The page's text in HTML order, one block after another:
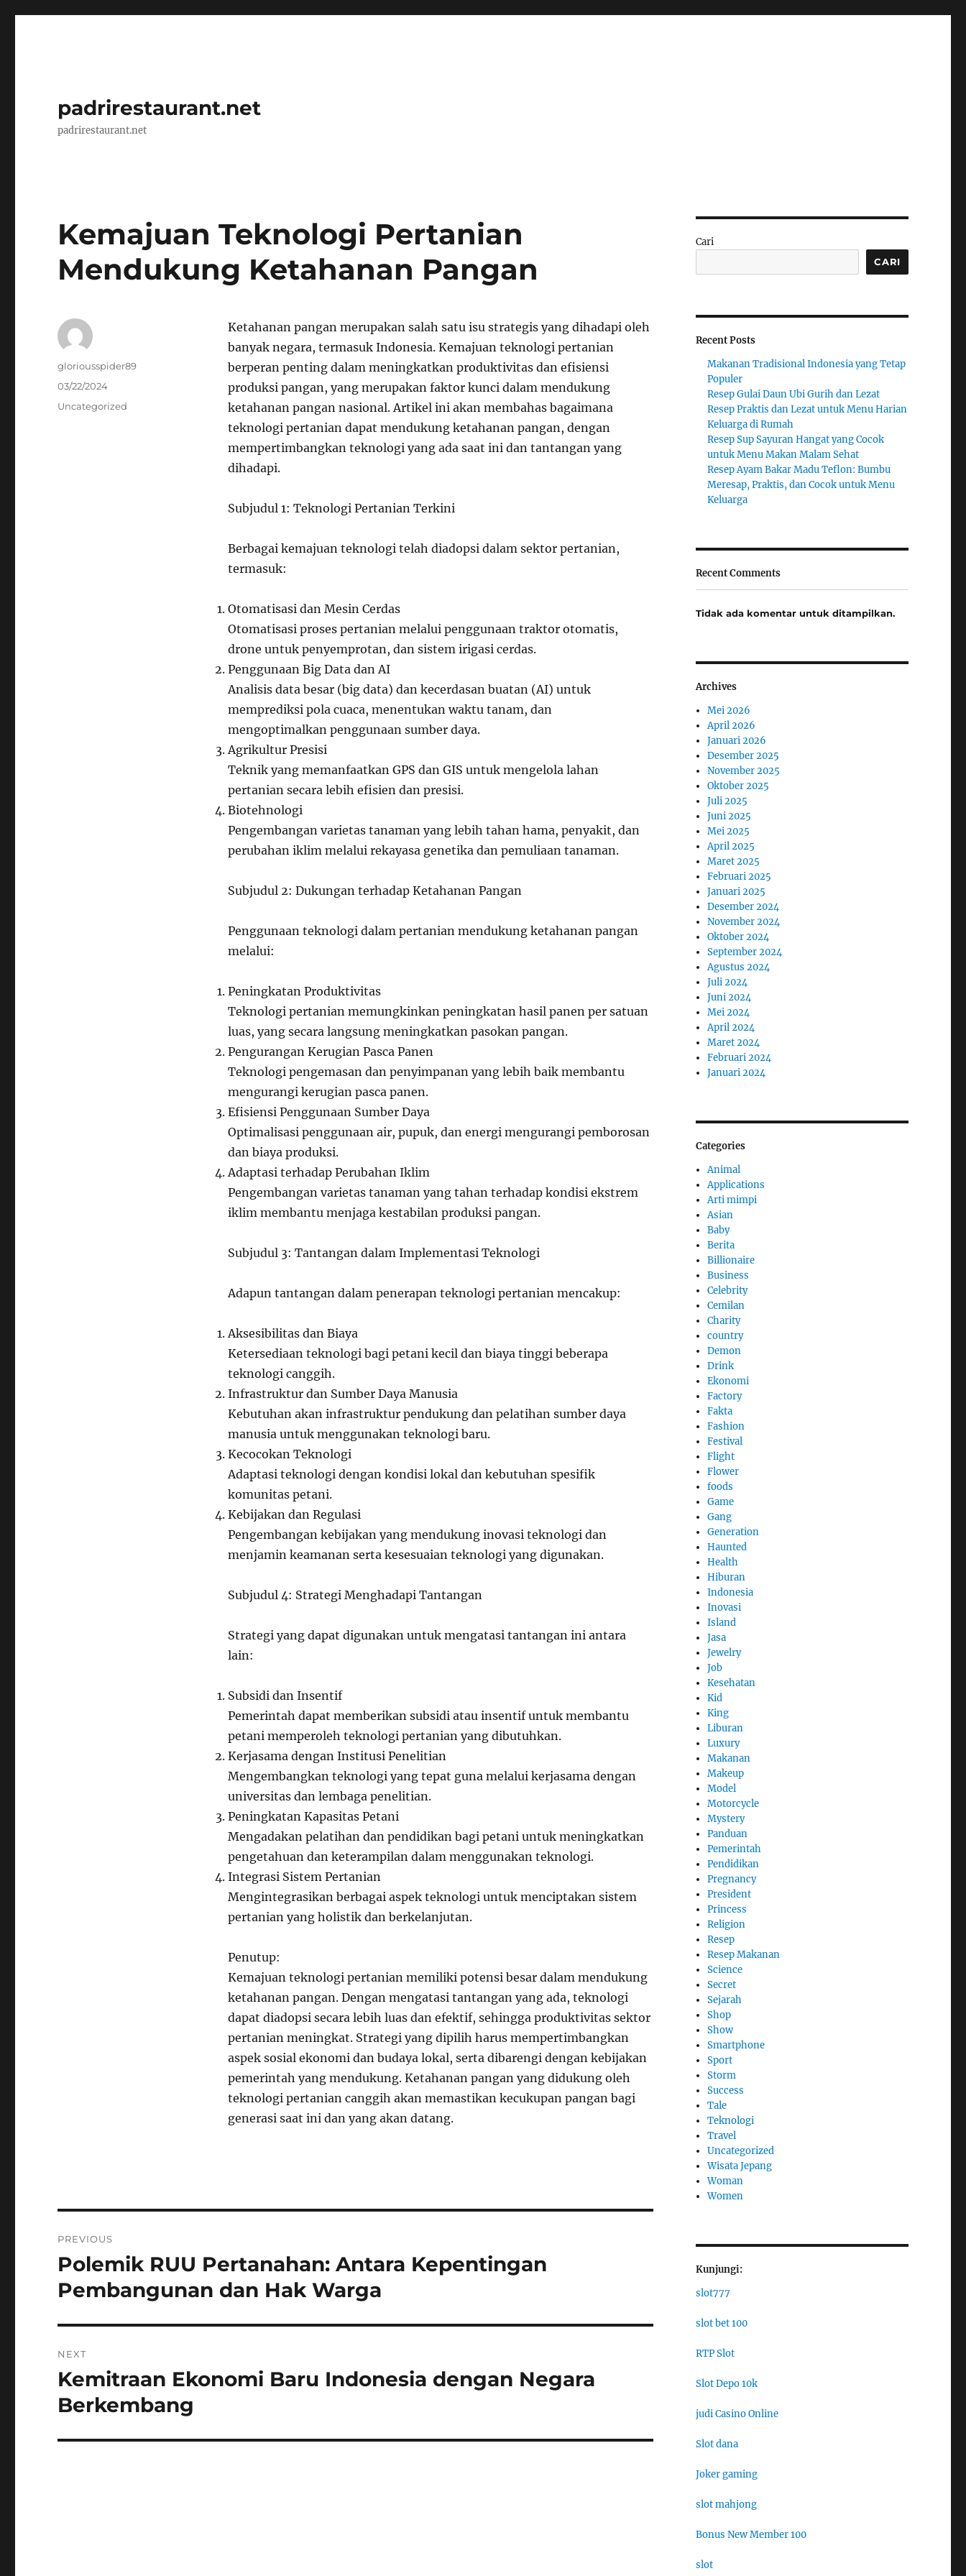
padrirestaurant.net
padrirestaurant.net
Kemajuan Teknologi Pertanian
Mendukung Ketahanan Pangan
Ketahanan pangan merupakan salah satu isu strategis yang dihadapi oleh
banyak negara, termasuk Indonesia. Kemajuan teknologi pertanian
berperan penting dalam meningkatkan produktivitas dan efisiensi
produksi pangan, yang merupakan faktor kunci dalam mendukung
ketahanan pangan nasional. Artikel ini akan membahas bagaimana
teknologi pertanian dapat mendukung ketahanan pangan, dengan
mempertimbangkan teknologi yang ada saat ini dan tantangan yang
dihadapi.
Subjudul 1: Teknologi Pertanian Terkini
Berbagai kemajuan teknologi telah diadopsi dalam sektor pertanian,
termasuk:
Otomatisasi dan Mesin Cerdas
Otomatisasi proses pertanian melalui penggunaan traktor otomatis,
drone untuk penyemprotan, dan sistem irigasi cerdas.
Penggunaan Big Data dan AI
Analisis data besar (big data) dan kecerdasan buatan (AI) untuk
memprediksi pola cuaca, menentukan waktu tanam, dan
mengoptimalkan penggunaan sumber daya.
Agrikultur Presisi
Teknik yang memanfaatkan GPS dan GIS untuk mengelola lahan
pertanian secara lebih efisien dan presisi.
Biotehnologi
Pengembangan varietas tanaman yang lebih tahan hama, penyakit, dan
perubahan iklim melalui rekayasa genetika dan pemuliaan tanaman.
Subjudul 2: Dukungan terhadap Ketahanan Pangan
Penggunaan teknologi dalam pertanian mendukung ketahanan pangan
melalui:
Peningkatan Produktivitas
Teknologi pertanian memungkinkan peningkatan hasil panen per satuan
luas, yang secara langsung meningkatkan pasokan pangan.
Pengurangan Kerugian Pasca Panen
Teknologi pengemasan dan penyimpanan yang lebih baik membantu
mengurangi kerugian pasca panen.
Efisiensi Penggunaan Sumber Daya
Optimalisasi penggunaan air, pupuk, dan energi mengurangi pemborosan
dan biaya produksi.
Adaptasi terhadap Perubahan Iklim
Pengembangan varietas tanaman yang tahan terhadap kondisi ekstrem
iklim membantu menjaga kestabilan produksi pangan.
Subjudul 3: Tantangan dalam Implementasi Teknologi
Adapun tantangan dalam penerapan teknologi pertanian mencakup:
Aksesibilitas dan Biaya
Ketersediaan teknologi bagi petani kecil dan biaya tinggi beberapa
teknologi canggih.
Infrastruktur dan Sumber Daya Manusia
Kebutuhan akan infrastruktur pendukung dan pelatihan sumber daya
manusia untuk menggunakan teknologi baru.
Kecocokan Teknologi
Adaptasi teknologi dengan kondisi lokal dan kebutuhan spesifik
komunitas petani.
Kebijakan dan Regulasi
Pengembangan kebijakan yang mendukung inovasi teknologi dan
menjamin keamanan serta kesesuaian teknologi yang digunakan.
Subjudul 4: Strategi Menghadapi Tantangan
Strategi yang dapat digunakan untuk mengatasi tantangan ini antara
lain:
Subsidi dan Insentif
Pemerintah dapat memberikan subsidi atau insentif untuk membantu
petani memperoleh teknologi pertanian yang dibutuhkan.
Kerjasama dengan Institusi Penelitian
Mengembangkan teknologi yang tepat guna melalui kerjasama dengan
universitas dan lembaga penelitian.
Peningkatan Kapasitas Petani
Mengadakan pelatihan dan pendidikan bagi petani untuk meningkatkan
pengetahuan dan keterampilan dalam menggunakan teknologi.
Integrasi Sistem Pertanian
Mengintegrasikan berbagai aspek teknologi untuk menciptakan sistem
pertanian yang holistik dan berkelanjutan.
Penutup:
Kemajuan teknologi pertanian memiliki potensi besar dalam mendukung
ketahanan pangan. Dengan mengatasi tantangan yang ada, teknologi
dapat diadopsi secara lebih luas dan efektif, sehingga produktivitas sektor
pertanian meningkat. Strategi yang dipilih harus mempertimbangkan
aspek sosial ekonomi dan budaya lokal, serta dibarengi dengan kebijakan
pemerintah yang mendukung. Ketahanan pangan yang didukung oleh
teknologi pertanian canggih akan memastikan kecukupan pangan bagi
generasi saat ini dan yang akan datang.
Author
gloriousspider89
Posted
03/22/2024
Categories
Uncategorized
pos
PREVIOUS
Previous
post:
Polemik RUU Pertanahan: Antara Kepentingan
Pembangunan dan Hak Warga
NEXT
Next
post:
Kemitraan Ekonomi Baru Indonesia dengan Negara
Berkembang
Cari
CARI
Recent Posts
Makanan Tradisional Indonesia yang Tetap
Populer
Resep Gulai Daun Ubi Gurih dan Lezat
Resep Praktis dan Lezat untuk Menu Harian
Keluarga di Rumah
Resep Sup Sayuran Hangat yang Cocok
untuk Menu Makan Malam Sehat
Resep Ayam Bakar Madu Teflon: Bumbu
Meresap, Praktis, dan Cocok untuk Menu
Keluarga
Recent Comments
Tidak ada komentar untuk ditampilkan.
Archives
Mei 2026
April 2026
Januari 2026
Desember 2025
November 2025
Oktober 2025
Juli 2025
Juni 2025
Mei 2025
April 2025
Maret 2025
Februari 2025
Januari 2025
Desember 2024
November 2024
Oktober 2024
September 2024
Agustus 2024
Juli 2024
Juni 2024
Mei 2024
April 2024
Maret 2024
Februari 2024
Januari 2024
Categories
Animal
Applications
Arti mimpi
Asian
Baby
Berita
Billionaire
Business
Celebrity
Cemilan
Charity
country
Demon
Drink
Ekonomi
Factory
Fakta
Fashion
Festival
Flight
Flower
foods
Game
Gang
Generation
Haunted
Health
Hiburan
Indonesia
Inovasi
Island
Jasa
Jewelry
Job
Kesehatan
Kid
King
Liburan
Luxury
Makanan
Makeup
Model
Motorcycle
Mystery
Panduan
Pemerintah
Pendidikan
Pregnancy
President
Princess
Religion
Resep
Resep Makanan
Science
Secret
Sejarah
Shop
Show
Smartphone
Sport
Storm
Success
Tale
Teknologi
Travel
Uncategorized
Wisata Jepang
Woman
Women
Kunjungi:
slot777
slot bet 100
RTP Slot
Slot Depo 10k
judi Casino Online
Slot dana
Joker gaming
slot mahjong
Bonus New Member 100
slot